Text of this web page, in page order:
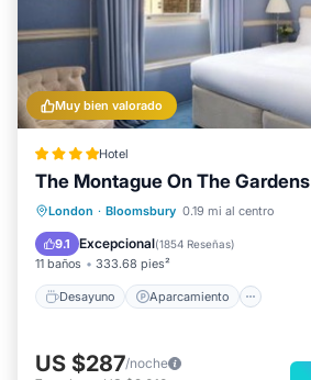
Muy bien valorado
Hotel
The Montague On The Gardens
London · Bloomsbury 0.19 mi al centro
9.1 Excepcional(1854 Reseñas)
11 baños 333.68 pies²
Desayuno Aparcamiento
Desayuno
Aparcamiento
Balcón/Terraza
US $287/noche